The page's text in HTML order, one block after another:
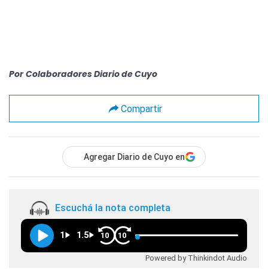
Por Colaboradores Diario de Cuyo
Compartir
Agregar Diario de Cuyo en
Escuchá la nota completa
1 1.5 10 10
Powered by Thinkindot Audio